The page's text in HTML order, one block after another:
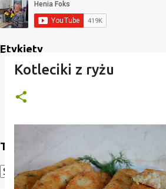
Etykiety
Translate
Powered by Translate
Kotleciki z ryżu